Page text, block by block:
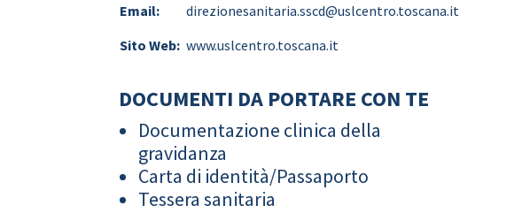
Email:
direzionesanitaria.sscd@uslcentro.toscana.it
Sito Web: www.uslcentro.toscana.it
DOCUMENTI DA PORTARE CON TE
Documentazione clinica della
gravidanza
Carta di identità/Passaporto
Tessera sanitaria